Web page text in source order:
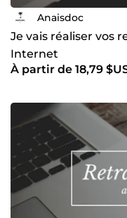
Anaisdoc
Je vais réaliser vos
Internet
À partir de 18,79